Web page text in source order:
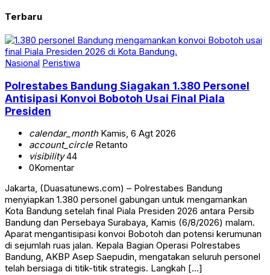
Terbaru
Nasional Peristiwa
Polrestabes Bandung Siagakan 1.380 Personel
Antisipasi Konvoi Bobotoh Usai Final Piala
Presiden
calendar_monthKamis, 6 Agt 2026
account_circleRetanto
visibility44
0Komentar
Jakarta, (Duasatunews.com) – Polrestabes Bandung
menyiapkan 1.380 personel gabungan untuk mengamankan
Kota Bandung setelah final Piala Presiden 2026 antara Persib
Bandung dan Persebaya Surabaya, Kamis (6/8/2026) malam.
Aparat mengantisipasi konvoi Bobotoh dan potensi kerumunan
di sejumlah ruas jalan. Kepala Bagian Operasi Polrestabes
Bandung, AKBP Asep Saepudin, mengatakan seluruh personel
telah bersiaga di titik-titik strategis. Langkah […]